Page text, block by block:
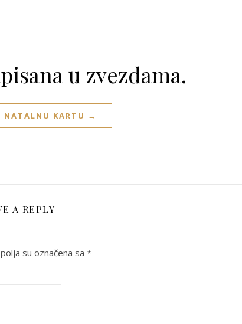
u zvezdama.
NATALNU KARTU →
A REPLY
su označena sa *